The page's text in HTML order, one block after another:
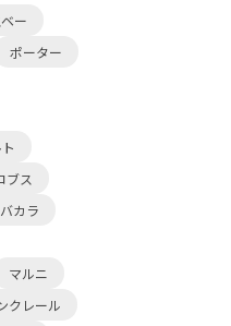
ー
ポーター
ブス
バカラ
マルニ
クレール